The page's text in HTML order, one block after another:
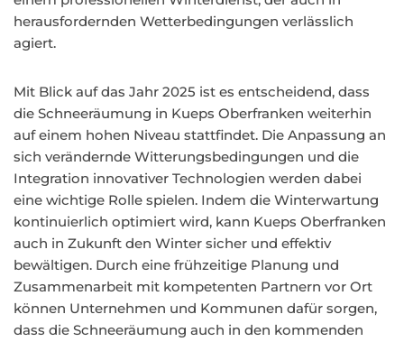
herausfordernden Wetterbedingungen verlässlich
agiert.
Mit Blick auf das Jahr 2025 ist es entscheidend, dass
die Schneeräumung in Kueps Oberfranken weiterhin
auf einem hohen Niveau stattfindet. Die Anpassung an
sich verändernde Witterungsbedingungen und die
Integration innovativer Technologien werden dabei
eine wichtige Rolle spielen. Indem die Winterwartung
kontinuierlich optimiert wird, kann Kueps Oberfranken
auch in Zukunft den Winter sicher und effektiv
bewältigen. Durch eine frühzeitige Planung und
Zusammenarbeit mit kompetenten Partnern vor Ort
können Unternehmen und Kommunen dafür sorgen,
dass die Schneeräumung auch in den kommenden